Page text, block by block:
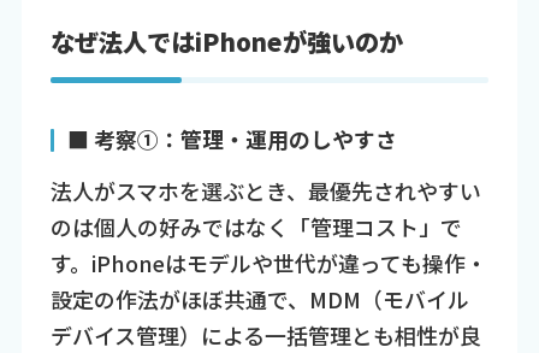
なぜ法人ではiPhoneが強いのか
■ 考察①：管理・運用のしやすさ
法人がスマホを選ぶとき、最優先されやすい
のは個人の好みではなく「管理コスト」で
す。iPhoneはモデルや世代が違っても操作・
設定の作法がほぼ共通で、MDM（モバイル
デバイス管理）による一括管理とも相性が良